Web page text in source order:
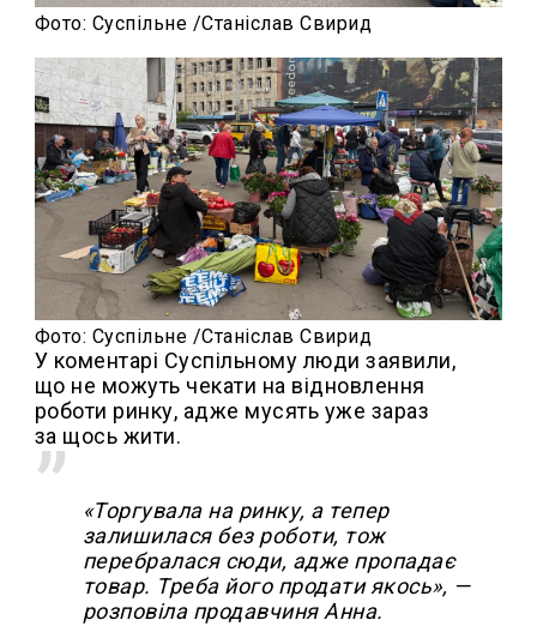
Фото: Суспільне /Станіслав Свирид
Фото: Суспільне /Станіслав Свирид
У коментарі Суспільному люди заявили,
що не можуть чекати на відновлення
роботи ринку, адже мусять уже зараз
за щось жити.
«Торгувала на ринку, а тепер
залишилася без роботи, тож
перебралася сюди, адже пропадає
товар. Треба його продати якось», —
розповіла продавчиня Анна.